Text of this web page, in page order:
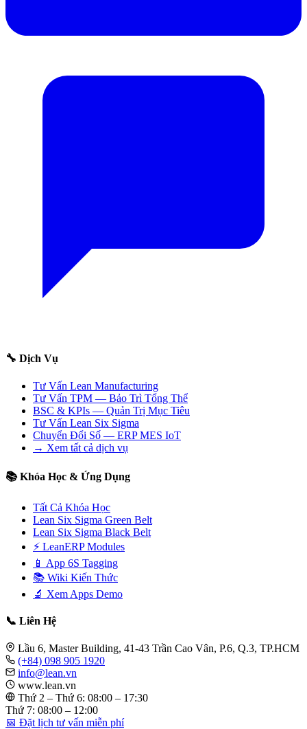
🔧 Dịch Vụ
Tư Vấn Lean Manufacturing
Tư Vấn TPM — Bảo Trì Tổng Thể
BSC & KPIs — Quản Trị Mục Tiêu
Tư Vấn Lean Six Sigma
Chuyển Đổi Số — ERP MES IoT
→ Xem tất cả dịch vụ
📚 Khóa Học & Ứng Dụng
Tất Cả Khóa Học
Lean Six Sigma Green Belt
Lean Six Sigma Black Belt
⚡ LeanERP Modules
📱 App 6S Tagging
📚 Wiki Kiến Thức
🔬 Xem Apps Demo
📞 Liên Hệ
Lầu 6, Master Building, 41-43 Trần Cao Vân, P.6, Q.3, TP.HCM
(+84) 098 905 1920
info@lean.vn
www.lean.vn
Thứ 2 – Thứ 6: 08:00 – 17:30
Thứ 7: 08:00 – 12:00
📅 Đặt lịch tư vấn miễn phí